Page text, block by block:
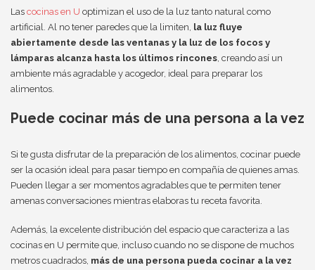
Las cocinas en U optimizan el uso de la luz tanto natural como
artificial. Al no tener paredes que la limiten, la luz fluye
abiertamente desde las ventanas y la luz de los focos y
lámparas alcanza hasta los últimos rincones, creando así un
ambiente más agradable y acogedor, ideal para preparar los
alimentos.
Puede cocinar más de una persona a la vez
Si te gusta disfrutar de la preparación de los alimentos, cocinar puede
ser la ocasión ideal para pasar tiempo en compañía de quienes amas.
Pueden llegar a ser momentos agradables que te permiten tener
amenas conversaciones mientras elaboras tu receta favorita.
Además, la excelente distribución del espacio que caracteriza a las
cocinas en U permite que, incluso cuando no se dispone de muchos
metros cuadrados, más de una persona pueda cocinar a la vez